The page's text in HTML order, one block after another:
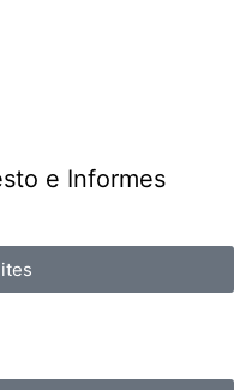
e Informes